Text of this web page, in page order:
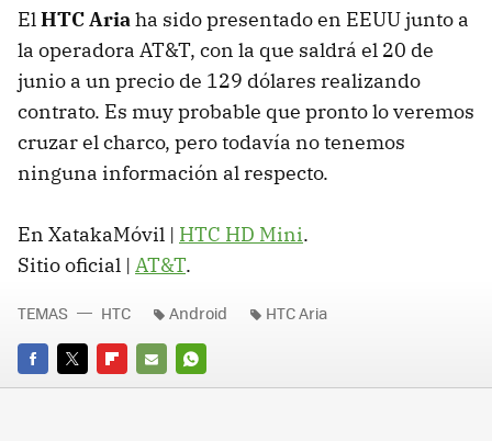
ElHTCAriaha sido presentado en EEUUjunto a
la operadora AT&T, con la que saldrá el 20 de
junio a un precio de 129 dólares realizando
contrato. Es muy probable que pronto lo veremos
cruzar el charco, pero todavía no tenemos
ninguna información al respecto.
En XatakaMóvil | HTC HD Mini.
Sitio oficial | AT&T.
FACEBOOK
TWITTERFLIPBOARD
E-
WHATSAPP
TEMAS HTC Android HTC Aria